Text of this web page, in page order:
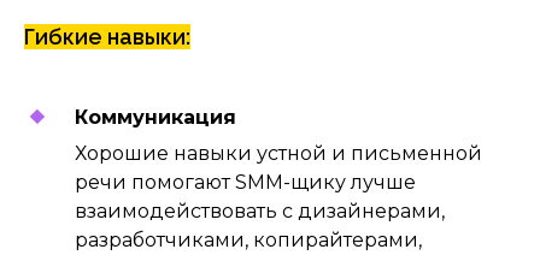
Гибкие навыки:
Коммуникация
Хорошие навыки устной и письменной
речи помогают SMM-щику лучше
взаимодействовать с дизайнерами,
разработчиками, копирайтерами,